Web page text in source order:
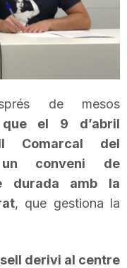
de mesos
el 9 d’abril
Comarcal del
conveni de
durada amb la
, que gestiona la
derivi al centre